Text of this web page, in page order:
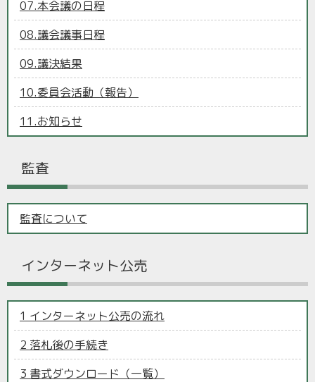
07.本会議の日程
08.議会議事日程
09.議決結果
10.委員会活動（報告）
11.お知らせ
監査
監査について
インターネット公売
1 インターネット公売の流れ
2 落札後の手続き
3 書式ダウンロード（一覧）